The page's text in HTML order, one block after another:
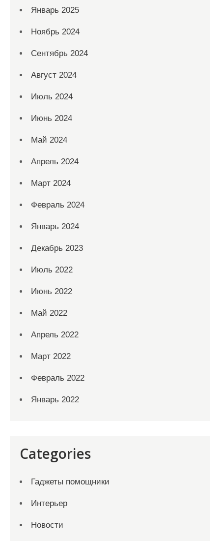
Январь 2025
Ноябрь 2024
Сентябрь 2024
Август 2024
Июль 2024
Июнь 2024
Май 2024
Апрель 2024
Март 2024
Февраль 2024
Январь 2024
Декабрь 2023
Июль 2022
Июнь 2022
Май 2022
Апрель 2022
Март 2022
Февраль 2022
Январь 2022
Categories
Гаджеты помощники
Интерьер
Новости